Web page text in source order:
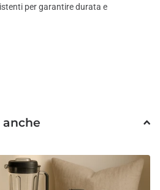
per garantire durata e